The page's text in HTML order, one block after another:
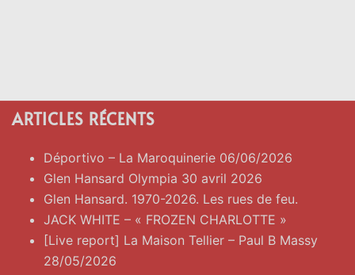
ARTICLES RÉCENTS
Déportivo – La Maroquinerie 06/06/2026
Glen Hansard Olympia 30 avril 2026
Glen Hansard. 1970-2026. Les rues de feu.
JACK WHITE – « FROZEN CHARLOTTE »
[Live report] La Maison Tellier – Paul B Massy
28/05/2026